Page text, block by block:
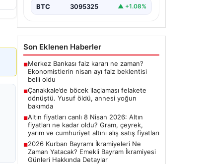
BTC 3095325 ▲ +1.08%
Son Eklenen Haberler
■Merkez Bankası faiz kararı ne zaman?
Ekonomistlerin nisan ayı faiz beklentisi
belli oldu
■Çanakkale’de böcek ilaçlaması felakete
dönüştü. Yusuf öldü, annesi yoğun
bakımda
■Altın fiyatları canlı 8 Nisan 2026: Altın
fiyatları ne kadar oldu? Gram, çeyrek,
yarım ve cumhuriyet altını alış satış fiyatları
■2026 Kurban Bayramı İkramiyeleri Ne
Zaman Yatacak? Emekli Bayram İkramiyesi
Günleri Hakkında Detaylar